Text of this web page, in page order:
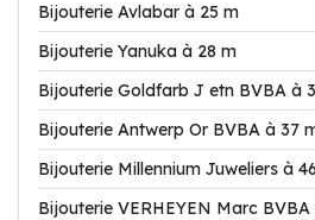
Bijouterie Avlabar à 25 m
Bijouterie Yanuka à 28 m
Bijouterie Goldfarb J etn BVBA à
Bijouterie Antwerp Or BVBA à 37
Bijouterie Millennium Juweliers à
Bijouterie VERHEYEN Marc